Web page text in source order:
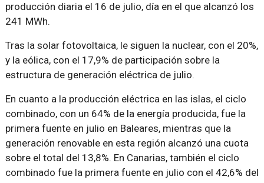
producción diaria el 16 de julio, día en el que alcanzó los
241 MWh.
Tras la solar fotovoltaica, le siguen la nuclear, con el 20%,
y la eólica, con el 17,9% de participación sobre la
estructura de generación eléctrica de julio.
En cuanto a la producción eléctrica en las islas, el ciclo
combinado, con un 64% de la energía producida, fue la
primera fuente en julio en Baleares, mientras que la
generación renovable en esta región alcanzó una cuota
sobre el total del 13,8%. En Canarias, también el ciclo
combinado fue la primera fuente en julio con el 42,6% del